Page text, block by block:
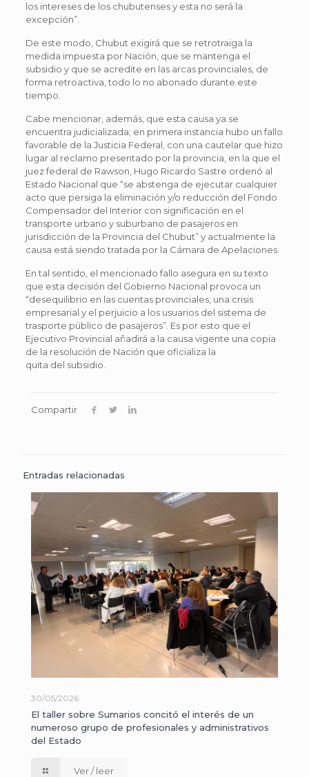
los intereses de los chubutenses y esta no será la
excepción”.
De este modo, Chubut exigirá que se retrotraiga la
medida impuesta por Nación, que se mantenga el
subsidio y que se acredite en las arcas provinciales, de
forma retroactiva, todo lo no abonado durante este
tiempo.
Cabe mencionar, además, que esta causa ya se
encuentra judicializada; en primera instancia hubo un fallo
favorable de la Justicia Federal, con una cautelar que hizo
lugar al reclamo presentado por la provincia, en la que el
juez federal de Rawson, Hugo Ricardo Sastre ordenó al
Estado Nacional que “se abstenga de ejecutar cualquier
acto que persiga la eliminación y/o reducción del Fondo
Compensador del Interior con significación en el
transporte urbano y suburbano de pasajeros en
jurisdicción de la Provincia del Chubut” y actualmente la
causa está siendo tratada por la Cámara de Apelaciones.
En tal sentido, el mencionado fallo asegura en su texto
que esta decisión del Gobierno Nacional provoca un
“desequilibrio en las cuentas provinciales, una crisis
empresarial y el perjuicio a los usuarios del sistema de
trasporte público de pasajeros”. Es por esto que el
Ejecutivo Provincial añadirá a la causa vigente una copia
de la resolución de Nación que oficializa la
quita del subsidio.
Compartir
Entradas relacionadas
30/05/2026
El taller sobre Sumarios concitó el interés de un
numeroso grupo de profesionales y administrativos
del Estado
Ver / leer